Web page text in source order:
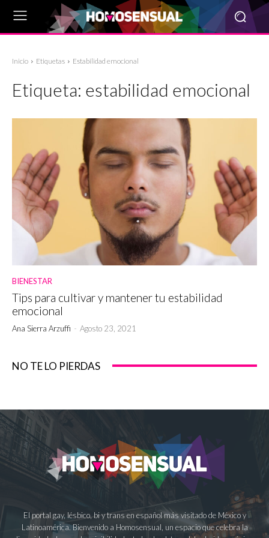
Inicio Etiquetas Estabilidad emocional
Etiqueta: estabilidad emocional
BIENESTAR
Tips para cultivar y mantener tu estabilidad
emocional
Ana Sierra Arzuffi - Agosto 23, 2021
NO TE LO PIERDAS
El portal gay, lésbico, bi y trans en español más visitado de México y
Latinoamérica. Bienvenido a Homosensual, un espacio que celebra la